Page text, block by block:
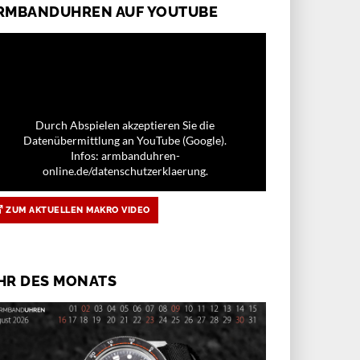
AUF YOUTUBE
Durch Abspielen akzeptieren Sie die
Datenübermittlung an YouTube (Google).
Infos: armbanduhren-
online.de/datenschutzerklaerung.
ZUM AKTUELLEN MAKRO VIDEO
DES MONATS